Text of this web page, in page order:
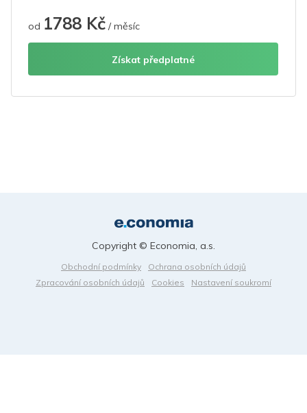
od 1788 Kč / měsíc
Získat předplatné
Obchodní podmínky
Ochrana osobních údajů
Zpracování osobních údajů
Cookies Nastavení soukromí
Copyright © Economia, a.s.